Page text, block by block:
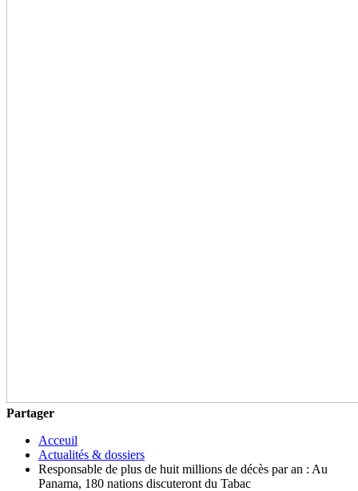
Partager
Acceuil
Actualités & dossiers
Responsable de plus de huit millions de décès par an : Au
Panama, 180 nations discuteront du Tabac